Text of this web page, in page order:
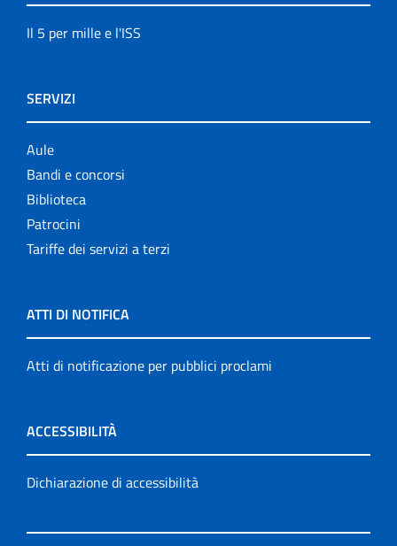
Il 5 per mille e l'ISS
SERVIZI
Aule
Bandi e concorsi
Biblioteca
Patrocini
Tariffe dei servizi a terzi
ATTI DI NOTIFICA
Atti di notificazione per pubblici proclami
ACCESSIBILITÀ
Dichiarazione di accessibilità